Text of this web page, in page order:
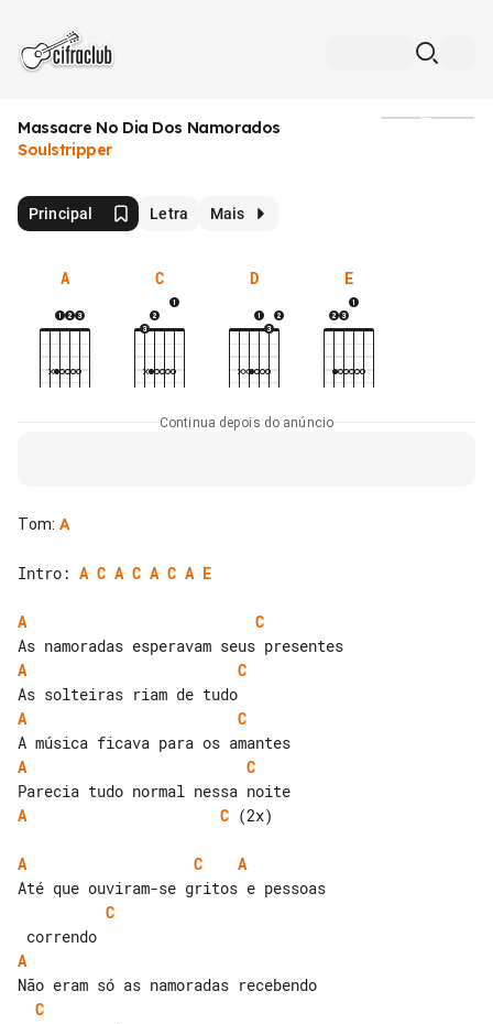
Massacre No Dia Dos Namorados
Soulstripper
Principal Letra Mais
A C D E
Continua depois do anúncio
Tom: A
Intro: A C A C A C A E
A
C
A
C
A
C
A
C
A
C (2x)
A C
A
C
A
C